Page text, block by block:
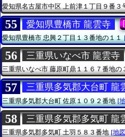
愛知県名古屋市中区 上前津１丁目９番３
55 愛知県豊橋市 龍雲寺
愛知県豊橋市忠興２丁目１３番地の１１
56 三重県いなべ市 龍雲寺
三重県いなべ市藤原町鼎１１６７番地の
57 三重県多気郡大台町 龍
三重県多気郡大台町佐原１０９２番地 [
58 三重県多気郡多気町 龍
三重県多気郡多気町土羽５８３番地 [地